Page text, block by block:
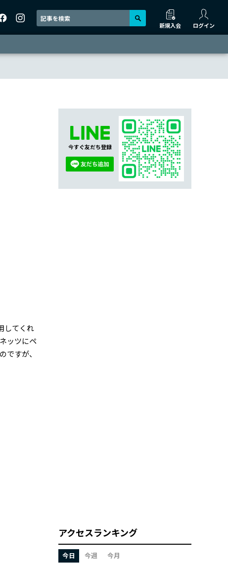
新規入会 ログイン
してくれ
ッツにペ
ですが、
今すぐ友だち登録
アクセスランキング
今日 今週 今月